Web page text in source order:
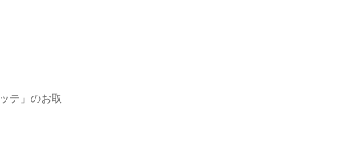
テ」のお取